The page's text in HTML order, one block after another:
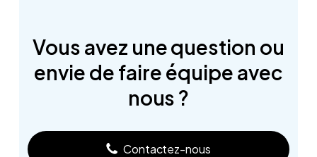
Vous avez unequestion ou
envie de faire équipe avec
nous ?
Contactez-nous